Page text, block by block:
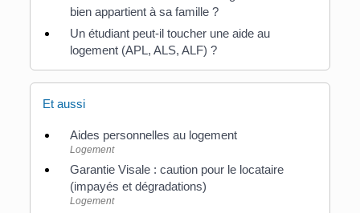
bien appartient à sa famille ?
Un étudiant peut-il toucher une aide au
logement (APL, ALS, ALF) ?
Et aussi
Aides personnelles au logement
Logement
Garantie Visale : caution pour le locataire
(impayés et dégradations)
Logement